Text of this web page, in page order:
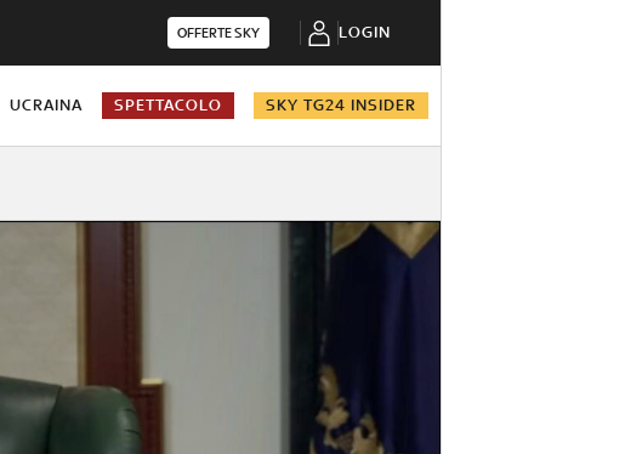
OFFERTE SKY LOGIN
UCRAINA SPETTACOLO SKY TG24 INSIDER